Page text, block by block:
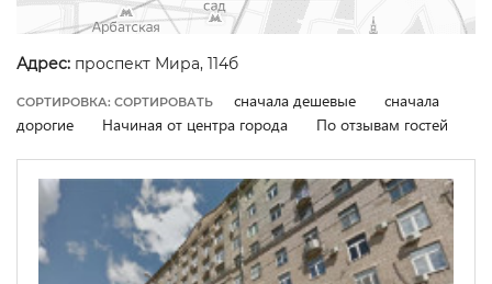
Адрес: проспект Мира, 114б
СОРТИРОВКА: СОРТИРОВАТЬ сначала дешевые
сначала
дорогие
Начиная от центра города По отзывам гостей